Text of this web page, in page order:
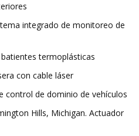
integrado de monitoreo de
termoplásticas
con cable láser
control de dominio de vehículos
Hills, Michigan. Actuador